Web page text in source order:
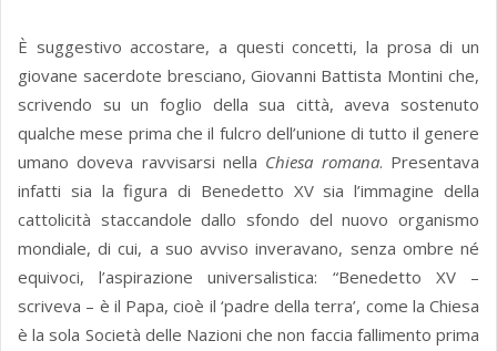
È suggestivo accostare, a questi concetti, la prosa di un
giovane sacerdote bresciano, Giovanni Battista Montini che,
scrivendo su un foglio della sua città, aveva sostenuto
qualche mese prima che il fulcro dell’unione di tutto il genere
umano doveva ravvisarsi nella Chiesa romana. Presentava
infatti sia la figura di Benedetto XV sia l’immagine della
cattolicità staccandole dallo sfondo del nuovo organismo
mondiale, di cui, a suo avviso inveravano, senza ombre né
equivoci, l’aspirazione universalistica: “Benedetto XV –
scriveva – è il Papa, cioè il ‘padre della terra’, come la Chiesa
è la sola Società delle Nazioni che non faccia fallimento prima